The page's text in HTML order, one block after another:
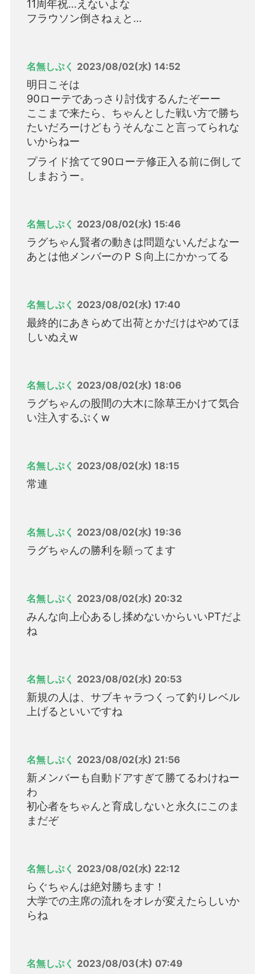
11周年祝…えないよな
フラウソン倒さねぇと…
名無しぷく 2023/08/02(水) 14:52
明日こそは
90ローテであっさり討伐するんたぞーー
ここまで来たら、ちゃんとした戦い方で勝ち
たいだろーけどもうそんなこと言ってられな
いからねー
プライド捨てて90ローテ修正入る前に倒して
しまおうー。
名無しぷく 2023/08/02(水) 15:46
ラグちゃん賢者の動きは問題ないんだよなー
あとは他メンバーのＰＳ向上にかかってる
名無しぷく 2023/08/02(水) 17:40
最終的にあきらめて出荷とかだけはやめてほ
しいぬえw
名無しぷく 2023/08/02(水) 18:06
ラグちゃんの股間の大木に除草王かけて気合
い注入するぷくw
名無しぷく 2023/08/02(水) 18:15
常連
名無しぷく 2023/08/02(水) 19:36
ラグちゃんの勝利を願ってます
名無しぷく 2023/08/02(水) 20:32
みんな向上心あるし揉めないからいいPTだよ
ね
名無しぷく 2023/08/02(水) 20:53
新規の人は、サブキャラつくって釣りレベル
上げるといいですね
名無しぷく 2023/08/02(水) 21:56
新メンバーも自動ドアすぎて勝てるわけねー
わ
初心者をちゃんと育成しないと永久にこのま
まだぞ
名無しぷく 2023/08/02(水) 22:12
らぐちゃんは絶対勝ちます！
大学での主席の流れをオレが変えたらしいか
らね
名無しぷく 2023/08/03(木) 07:49